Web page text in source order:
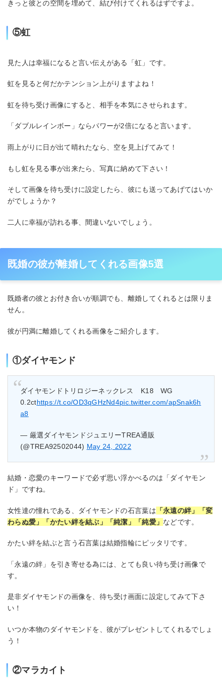
きっと彼との空間を埋めて、結び付けてくれるはずですよ。
⑤虹
見た人は幸福になると言い伝えがある「虹」です。
虹を見ると何だかテンション上がりますよね！
虹を待ち受け画像にすると、相手を本気にさせられます。
「ダブルレインボー」ならパワーが2倍になると言います。
雨上がりに日が出て晴れたなら、空を見上げてみて！
もし虹を見る事が出来たら、写真に納めて下さい！
そして画像を待ち受けに設定したら、彼にも送ってあげてはいか
がでしょうか？
二人に幸福が訪れる事、間違いないでしょう。
既婚の彼が離婚してくれる画像5選
既婚者の彼とお付き合いが順調でも、離婚してくれるとは限りま
せん。
彼が円満に離婚してくれる画像をご紹介します。
①ダイヤモンド
ダイヤモンドトリロジーネックレス K18 WG
0.2cthttps://t.co/OD3qGHzNd4pic.twitter.com/apSnak6h
a8
— 厳選ダイヤモンドジュエリーTREA通販
(@TREA92502044) May 24, 2022
結婚・恋愛のキーワードで必ず思い浮かべるのは「ダイヤモン
ド」ですね。
女性達の憧れである、ダイヤモンドの石言葉は 「永遠の絆」「変
わらぬ愛」「かたい絆を結ぶ」「純潔」「純愛」 などです。
かたい絆を結ぶと言う石言葉は結婚指輪にピッタリです。
「永遠の絆」を引き寄せる為には、とても良い待ち受け画像で
す。
是非ダイヤモンドの画像を、待ち受け画面に設定してみて下さ
い！
いつか本物のダイヤモンドを、彼がプレゼントしてくれるでしょ
う！
②マラカイト